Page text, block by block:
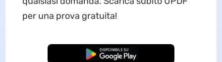
per una prova gratuita!
Download Gratis